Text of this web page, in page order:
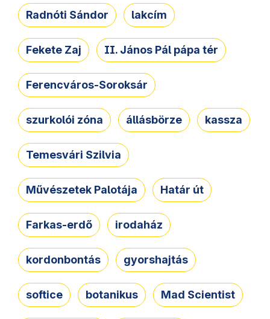
Radnóti Sándor lakcím
Fekete Zaj II. János Pál pápa tér
Ferencváros-Soroksár
szurkolói zóna állásbörze kassza
Temesvári Szilvia
Művészetek Palotája Határ út
Farkas-erdő irodaház
kordonbontás gyorshajtás
softice botanikus Mad Scientist